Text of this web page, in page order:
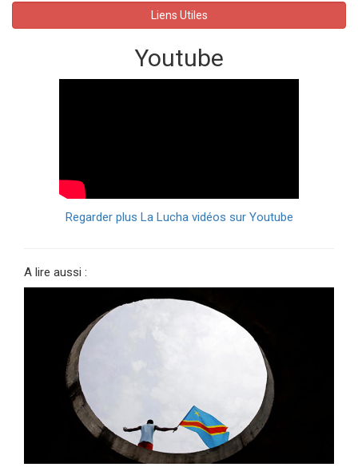
Liens Utiles
Youtube
Regarder plus La Lucha vidéos sur Youtube
A lire aussi :